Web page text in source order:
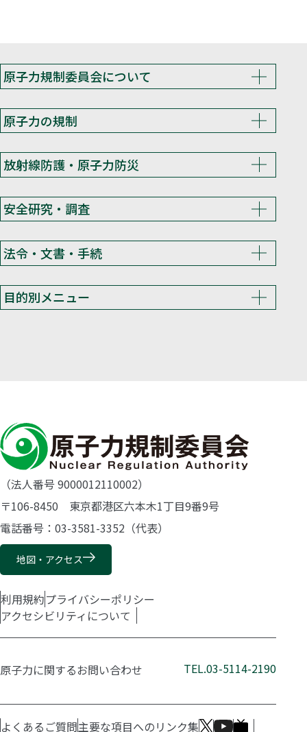
原子力規制委員会について
原子力の規制
放射線防護・原子力防災
安全研究・調査
法令・文書・手続
目的別メニュー
（法人番号 9000012110002）
〒106-8450 東京都港区六本木1丁目9番9号
電話番号：03-3581-3352（代表）
地図・アクセス
利用規約プライバシーポリシー
アクセシビリティについて
原子力に関するお問い合わせ TEL.03-5114-2190
よくあるご質問主要な項目へのリンク集